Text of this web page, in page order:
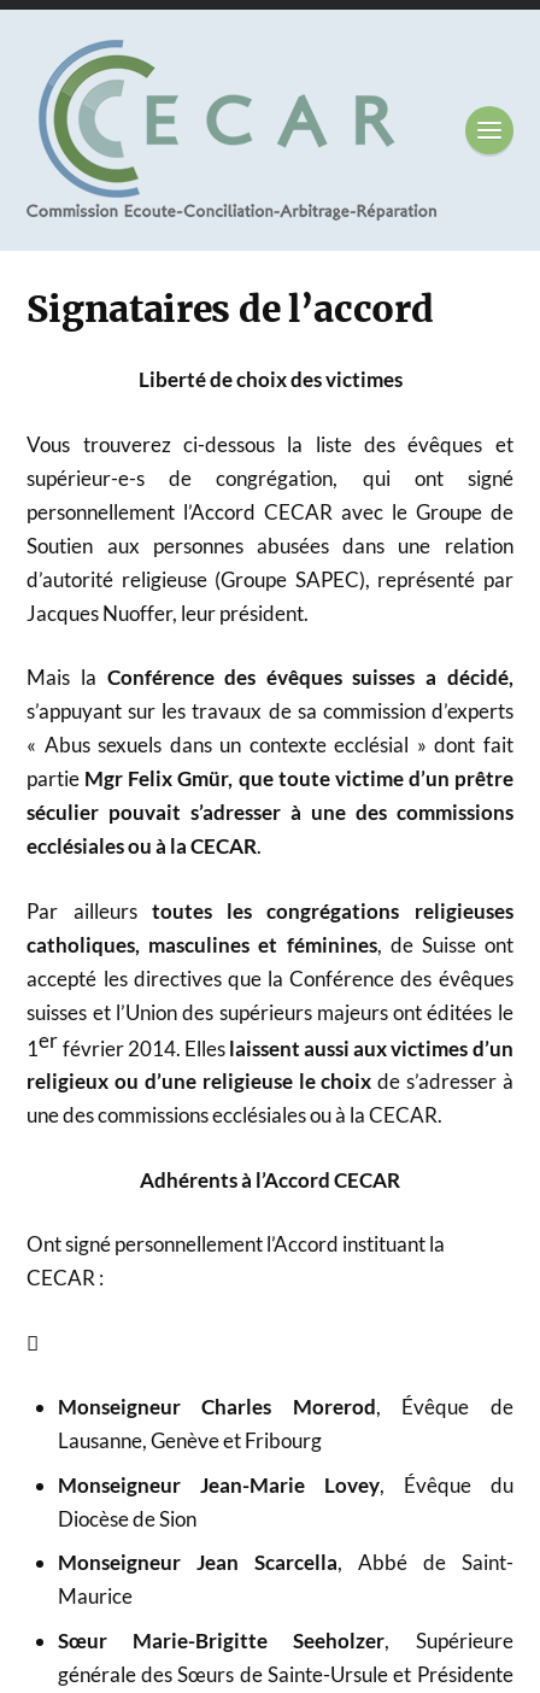
Signataires de l’accord
Liberté de choix des victimes
Vous trouverez ci-dessous la liste des évêques et
supérieur-e-s de congrégation, qui ont signé
personnellement l’Accord CECAR avec le Groupe de
Soutien aux personnes abusées dans une relation
d’autorité religieuse (Groupe SAPEC), représenté par
Jacques Nuoffer, leur président.
Mais la Conférence des évêques suisses a décidé,
s’appuyant sur les travaux de sa commission d’experts
« Abus sexuels dans un contexte ecclésial » dont fait
partie Mgr Felix Gmür, que toute victime d’un prêtre
séculier pouvait s’adresser à une des commissions
ecclésiales ou à la CECAR.
Par ailleurs toutes les congrégations religieuses
catholiques, masculines et féminines, de Suisse ont
accepté les directives que la Conférence des évêques
suisses et l’Union des supérieurs majeurs ont éditées le
1erfévrier 2014. Elleslaissent aussi aux victimes d’un
religieux ou d’une religieuse le choix de s’adresser à
une des commissions ecclésiales ou à la CECAR.
Adhérents à l’Accord CECAR
Ont signé personnellement l’Accord instituant la
CECAR :

Monseigneur Charles Morerod, Évêque de
Lausanne, Genève et Fribourg
Monseigneur Jean-Marie Lovey, Évêque du
Diocèse de Sion
Monseigneur Jean Scarcella, Abbé de Saint-
Maurice
Sœur Marie-Brigitte Seeholzer, Supérieure
générale des Sœurs de Sainte-Ursule et Présidente